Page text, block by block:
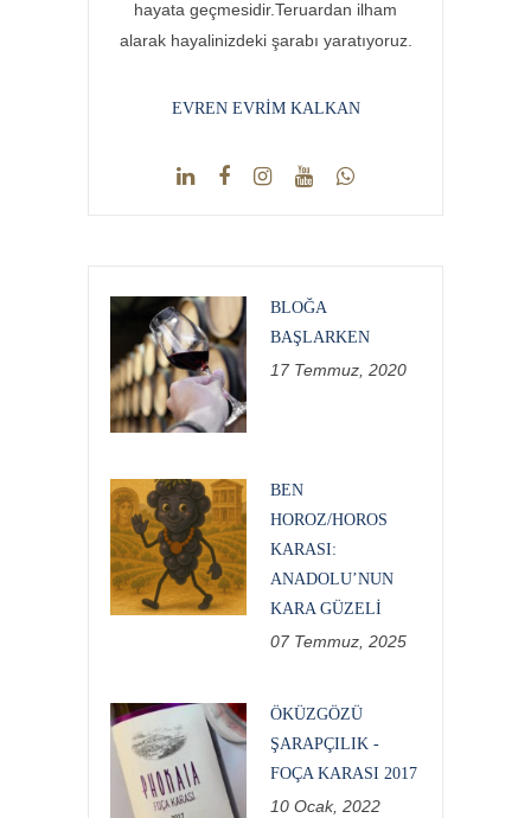
hayata geçmesidir.Teruardan ilham
alarak hayalinizdeki şarabı yaratıyoruz.
EVREN EVRIM KALKAN
BLOĞA
BAŞLARKEN
17 Temmuz, 2020
BEN
HOROZ/HOROS
KARASI:
ANADOLU’NUN
KARA GÜZELI
07 Temmuz, 2025
ÖKÜZGÖZÜ
ŞARAPÇILIK -
FOÇA KARASI 2017
10 Ocak, 2022